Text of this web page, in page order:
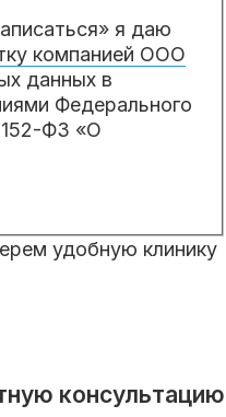
я даю
компанией ООО
данных в
Федерального
152-ФЗ «О
удобную клинику
консультацию